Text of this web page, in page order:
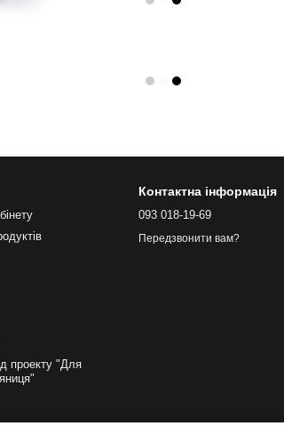
проекту "Для
Контактна інформація
093 018-19-69
Передзвонити вам?